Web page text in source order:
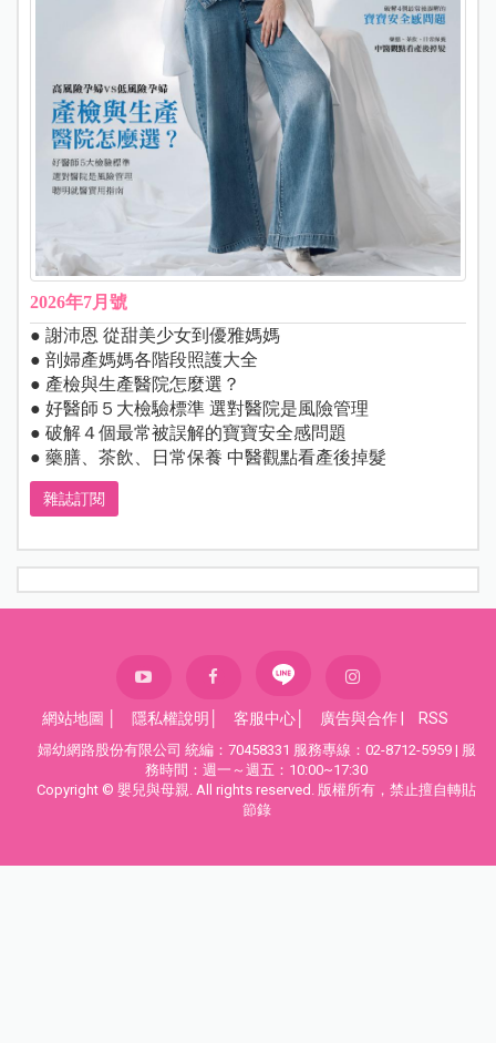
2026年7月號
● 謝沛恩 從甜美少女到優雅媽媽
● 剖婦產媽媽各階段照護大全
● 產檢與生產醫院怎麼選？
● 好醫師５大檢驗標準 選對醫院是風險管理
● 破解４個最常被誤解的寶寶安全感問題
● 藥膳、茶飲、日常保養 中醫觀點看產後掉髮
雜誌訂閱
網站地圖 隱私權說明 客服中心 廣告與合作 RSS
婦幼網路股份有限公司 統編：70458331 服務專線：02-8712-5959 | 服
務時間：週一～週五：10:00~17:30
Copyright © 嬰兒與母親. All rights reserved. 版權所有，禁止擅自轉貼
節錄